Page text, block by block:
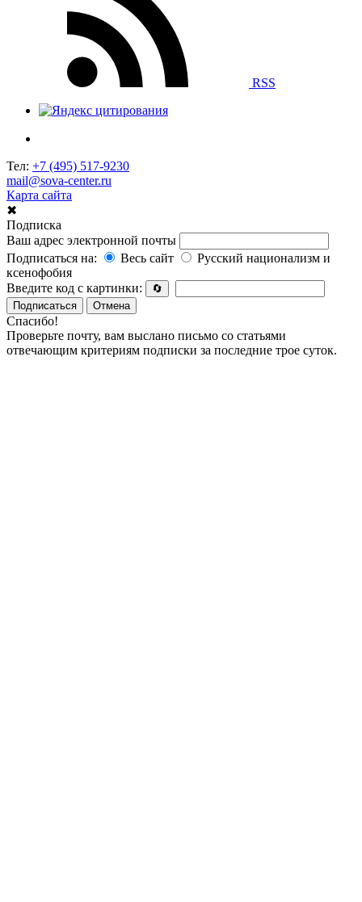
RSS
Тел: +7 (495) 517-9230
mail@sova-center.ru
Карта сайта
✖
Подписка
Ваш адрес электронной почты
Подписаться на:
Весь сайт
Русский национализм и
ксенофобия
Введите код с картинки:
🔄
Подписаться
Отмена
Спасибо!
Проверьте почту, вам выслано письмо со статьями
отвечающим критериям подписки за последние трое суток.